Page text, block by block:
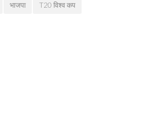
भाजपा T20 विश्व कप